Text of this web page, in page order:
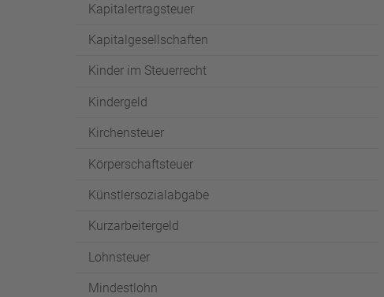
Kapitalertragsteuer
Kapitalgesellschaften
Kinder im Steuerrecht
Kindergeld
Kirchensteuer
Körperschaftsteuer
Künstlersozialabgabe
Kurzarbeitergeld
Lohnsteuer
Mindestlohn